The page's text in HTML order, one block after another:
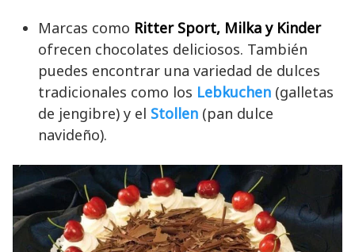
Marcas como Ritter Sport, Milka y Kinder
ofrecen chocolates deliciosos. También
puedes encontrar una variedad de dulces
tradicionales como los Lebkuchen (galletas
de jengibre) y el Stollen (pan dulce
navideño).